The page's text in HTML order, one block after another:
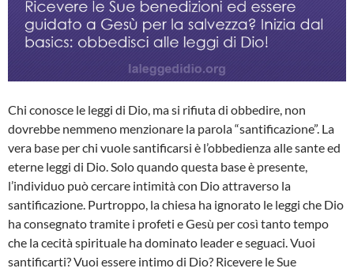
Chi conosce le leggi di Dio, ma si rifiuta di obbedire, non
dovrebbe nemmeno menzionare la parola “santificazione”. La
vera base per chi vuole santificarsi è l’obbedienza alle sante ed
eterne leggi di Dio. Solo quando questa base è presente,
l’individuo può cercare intimità con Dio attraverso la
santificazione. Purtroppo, la chiesa ha ignorato le leggi che Dio
ha consegnato tramite i profeti e Gesù per così tanto tempo
che la cecità spirituale ha dominato leader e seguaci. Vuoi
santificarti? Vuoi essere intimo di Dio? Ricevere le Sue